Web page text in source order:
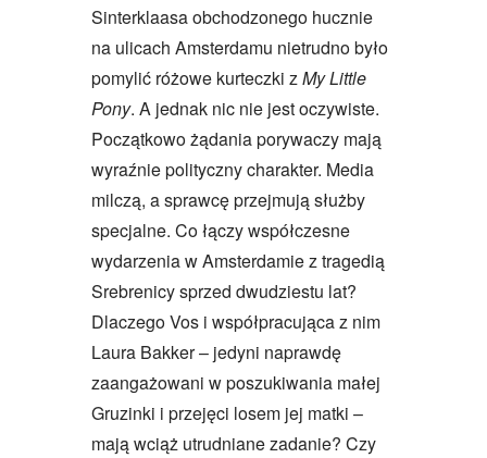
Sinterklaasa obchodzonego hucznie
na ulicach Amsterdamu nietrudno było
pomylić różowe kurteczki zMy Little
Pony. A jednak nic nie jest oczywiste.
Początkowo żądania porywaczy mają
wyraźnie polityczny charakter. Media
milczą, a sprawcę przejmują służby
specjalne. Co łączy współczesne
wydarzenia w Amsterdamie z tragedią
Srebrenicy sprzed dwudziestu lat?
Dlaczego Vos i współpracująca z nim
Laura Bakker – jedyni naprawdę
zaangażowani w poszukiwania małej
Gruzinki i przejęci losem jej matki –
mają wciąż utrudniane zadanie? Czy